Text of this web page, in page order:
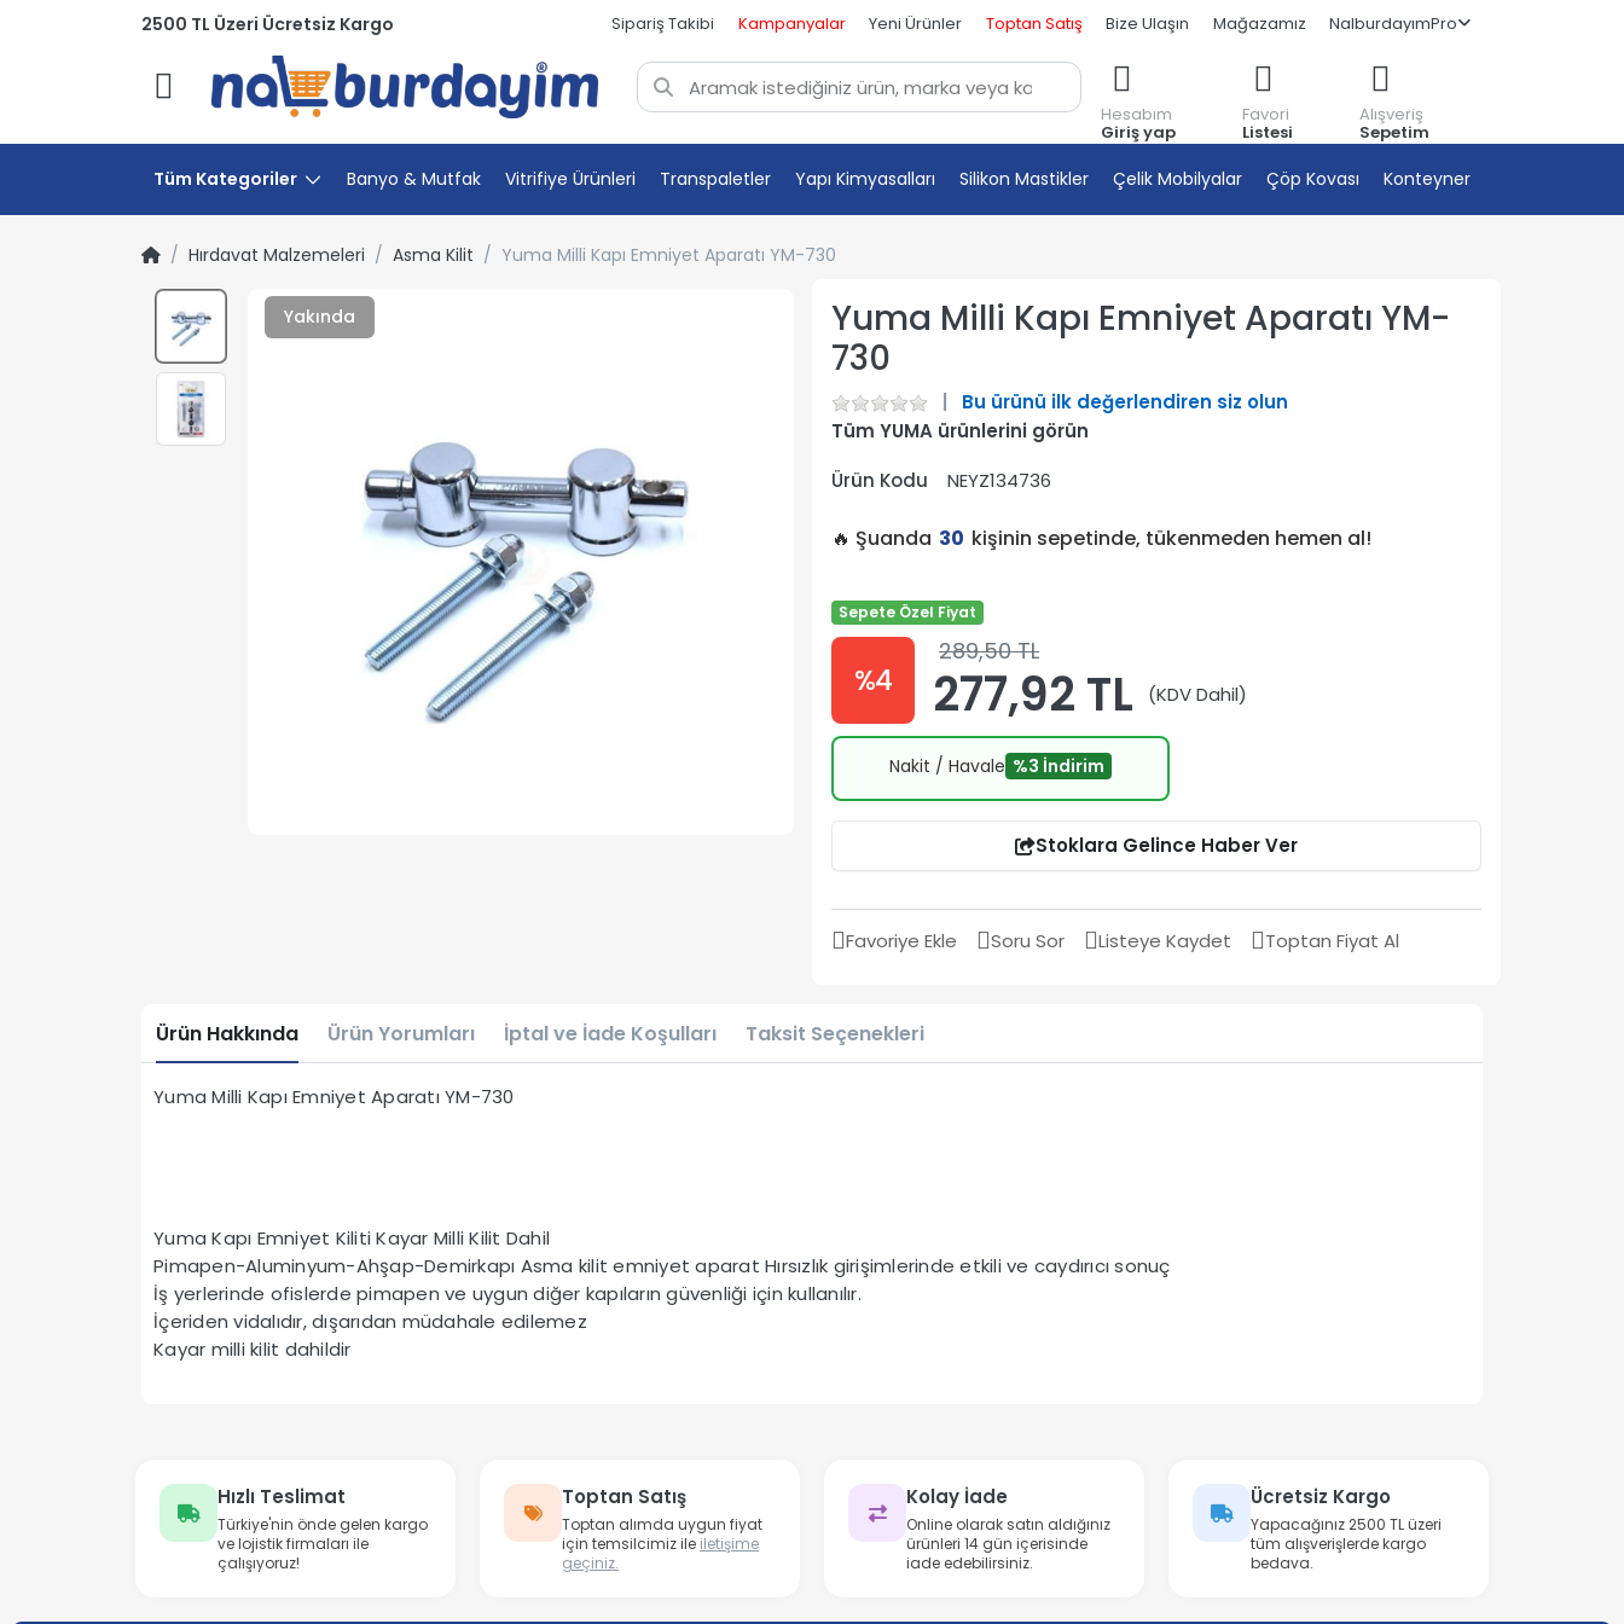
2500 TL Üzeri Ücretsiz Kargo Sipariş Takibi Kampanyalar Yeni Ürünler Toptan Satış Bize Ulaşın Mağazamız NalburdayımPro
Menü
Hesabım
Giriş yap
Favori
Listesi
Alışveriş
Sepetim
Tüm Kategoriler Banyo & Mutfak Vitrifiye Ürünleri Transpaletler Yapı Kimyasalları Silikon Mastikler Çelik Mobilyalar Çöp Kovası Konteyner
Hırdavat Malzemeleri Asma Kilit Yuma Milli Kapı Emniyet Aparatı YM-730
Yakında
Yuma Milli Kapı Emniyet Aparatı YM-
730
Bu ürünü ilk değerlendiren siz olun
Tüm YUMA ürünlerini görün
Ürün Kodu
NEYZ134736
🔥 Şuanda 30 kişinin sepetinde, tükenmeden hemen al!
Sepete Özel Fiyat
%4
289,50 TL
277,92 TL (KDV Dahil)
Nakit / Havale %3 İndirim
Stoklara Gelince Haber Ver
Favoriye Ekle Soru Sor Listeye Kaydet Toptan Fiyat Al
Ürün Hakkında Ürün Yorumları İptal ve İade Koşulları Taksit Seçenekleri
Yuma Milli Kapı Emniyet Aparatı YM-730
Yuma Kapı Emniyet Kiliti Kayar Milli Kilit Dahil
Pimapen-Aluminyum-Ahşap-Demirkapı Asma kilit emniyet aparat Hırsızlık girişimlerinde etkili ve caydırıcı sonuç
İş yerlerinde ofislerde pimapen ve uygun diğer kapıların güvenliği için kullanılır.
İçeriden vidalıdır, dışarıdan müdahale edilemez
Kayar milli kilit dahildir
Hızlı Teslimat
Türkiye'nin önde gelen kargo
ve lojistik firmaları ile
çalışıyoruz!
Toptan Satış
Toptan alımda uygun fiyat
için temsilcimiz ile iletişime
geçiniz.
Kolay İade
Online olarak satın aldığınız
ürünleri 14 gün içerisinde
iade edebilirsiniz.
Ücretsiz Kargo
Yapacağınız 2500 TL üzeri
tüm alışverişlerde kargo
bedava.